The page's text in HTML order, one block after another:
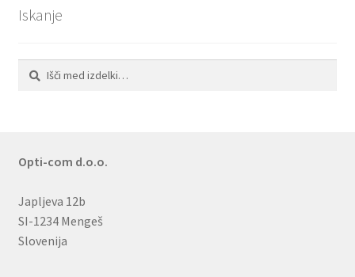
strani
Iskanje
Išči:
Iskanje
Opti-com d.o.o.
Japljeva 12b
SI-1234 Mengeš
Slovenija